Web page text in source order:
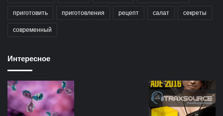
приготовить приготовления рецепт салат секреты
современный
Интересное